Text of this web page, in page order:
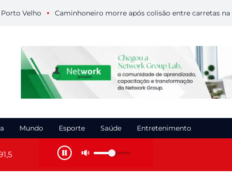
Caminhoneiro morre após colisão entre carretas na BR-
Mundo Esporte Saúde Entretenimento